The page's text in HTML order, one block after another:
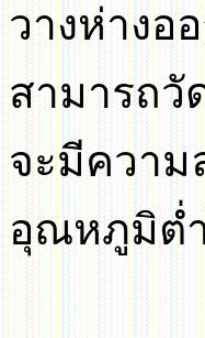
วางห่างอ
สามารถวั
จะมีความ
อุณหภูมิต่